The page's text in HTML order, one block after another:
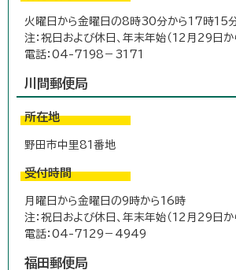
火曜日から金曜日の8時30分から17時15
注：祝日および休日、年末年始（12月29日か
電話：04-7198－3171
川間郵便局
所在地
野田市中里81番地
受付時間
月曜日から金曜日の9時から16時
注：祝日および休日、年末年始（12月29日か
電話：04-7129－4949
福田郵便局